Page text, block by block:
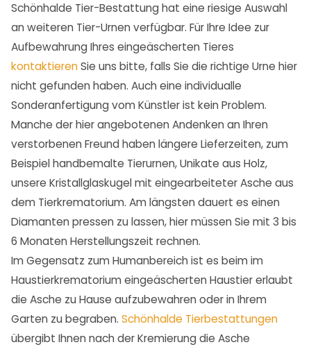
Schönhalde Tier-Bestattung hat eine riesige Auswahl
an weiteren Tier-Urnen verfügbar. Für Ihre Idee zur
Aufbewahrung Ihres eingeäscherten Tieres
kontaktierenSie uns bitte, falls Sie die richtige Urne hier
nicht gefunden haben. Auch eine individualle
Sonderanfertigung vom Künstler ist kein Problem.
Manche der hier angebotenen Andenken an Ihren
verstorbenen Freund haben längere Lieferzeiten, zum
Beispiel handbemalte Tierurnen, Unikate aus Holz,
unsere Kristallglaskugel mit eingearbeiteter Asche aus
dem Tierkrematorium. Am längsten dauert es einen
Diamanten pressen zu lassen, hier müssen Sie mit 3 bis
6 Monaten Herstellungszeit rechnen.
Im Gegensatz zum Humanbereich ist es beim im
Haustierkrematorium eingeäscherten Haustier erlaubt
die Asche zu Hause aufzubewahren oder in Ihrem
Garten zu begraben. Schönhalde Tierbestattungen
übergibt Ihnen nach der Kremierung die Asche